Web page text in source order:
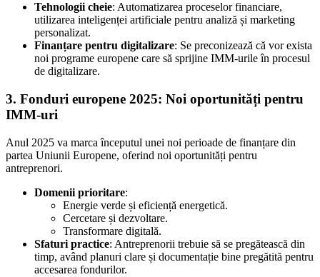
Tehnologii cheie: Automatizarea proceselor financiare,
utilizarea inteligenței artificiale pentru analiză și marketing
personalizat.
Finanțare pentru digitalizare: Se preconizează că vor exista
noi programe europene care să sprijine IMM-urile în procesul
de digitalizare.
3. Fonduri europene 2025: Noi oportunități pentru
IMM-uri
Anul 2025 va marca începutul unei noi perioade de finanțare din
partea Uniunii Europene, oferind noi oportunități pentru
antreprenori.
Domenii prioritare:
Energie verde și eficiență energetică.
Cercetare și dezvoltare.
Transformare digitală.
Sfaturi practice: Antreprenorii trebuie să se pregătească din
timp, având planuri clare și documentație bine pregătită pentru
accesarea fondurilor.